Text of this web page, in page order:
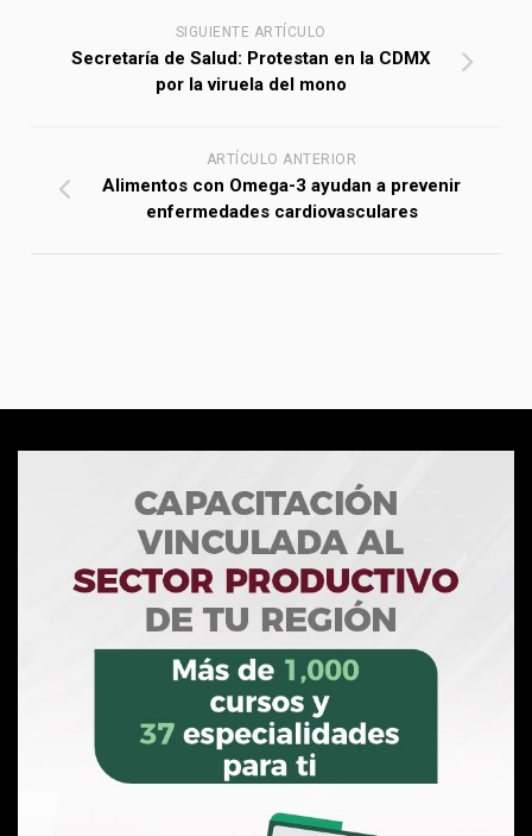
SIGUIENTE ARTÍCULO
Secretaría de Salud: Protestan en la CDMX
por la viruela del mono
ARTÍCULO ANTERIOR
Alimentos con Omega-3 ayudan a prevenir
enfermedades cardiovasculares